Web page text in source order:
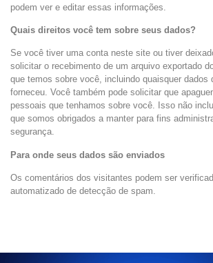
podem ver e editar essas informações.
Quais direitos você tem sobre seus dados?
Se você tiver uma conta neste site ou tiver
solicitar o recebimento de um arquivo exportado
que temos sobre você, incluindo quaisquer dados
forneceu. Você também pode solicitar que
pessoais que tenhamos sobre você. Isso não
que somos obrigados a manter para fins
segurança.
Para onde seus dados são enviados
Os comentários dos visitantes podem ser
automatizado de detecção de spam.